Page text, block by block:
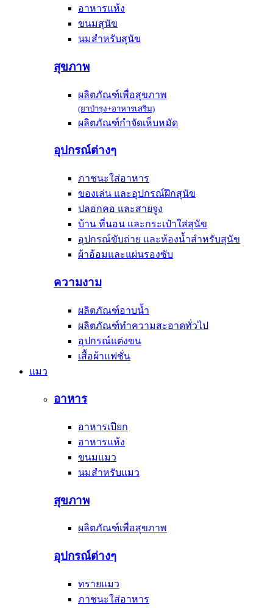
อาหารแห้ง
ขนมสุนัข
นมสำหรับสุนัข
สุขภาพ
ผลิตภัณฑ์เพื่อสุขภาพ
(ยาบำรุง+อาหารเสริม)
ผลิตภัณฑ์กำจัดเห็บหมัด
อุปกรณ์ต่างๆ
ภาชนะใส่อาหาร
ของเล่น และอุปกรณ์ฝึกสุนัข
ปลอกคอ และสายจูง
บ้าน ที่นอน และกระเป๋าใส่สุนัข
อุปกรณ์ขับถ่าย และห้องน้ำสำหรับสุนัข
ผ้าอ้อมและแผ่นรองซับ
ความงาม
ผลิตภัณฑ์อาบน้ำ
ผลิตภัณฑ์ทำความสะอาดทั่วไป
อุปกรณ์แต่งขน
เสื้อผ้าแฟชั่น
แมว
อาหาร
อาหารเปียก
อาหารแห้ง
ขนมแมว
นมสำหรับแมว
สุขภาพ
ผลิตภัณฑ์เพื่อสุขภาพ
อุปกรณ์ต่างๆ
ทรายแมว
ภาชนะใส่อาหาร